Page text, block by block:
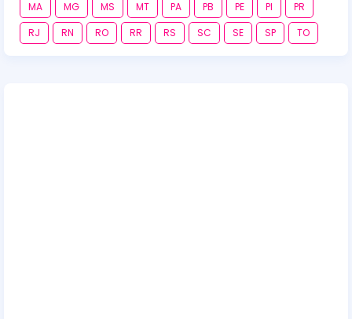
MA
MG MS MT PA PB PE PI
PR
RJ
RN RO RR RS SC SE SP TO